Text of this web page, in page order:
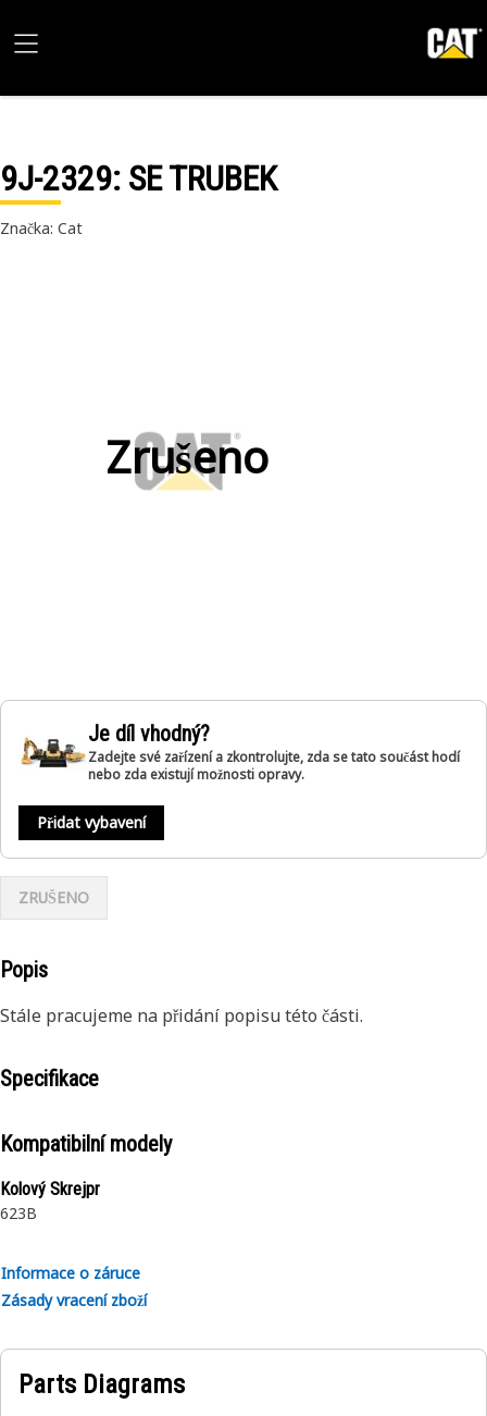
9J-2329: SE TRUBEK
Značka: Cat
Zrušeno
Je díl vhodný?
Zadejte své zařízení a zkontrolujte, zda se tato součást hodí
nebo zda existují možnosti opravy.
Přidat vybavení
ZRUŠENO
Popis
Stále pracujeme na přidání popisu této části.
Specifikace
Kompatibilní modely
Kolový Skrejpr
623B
Informace o záruce
Zásady vracení zboží
Parts Diagrams